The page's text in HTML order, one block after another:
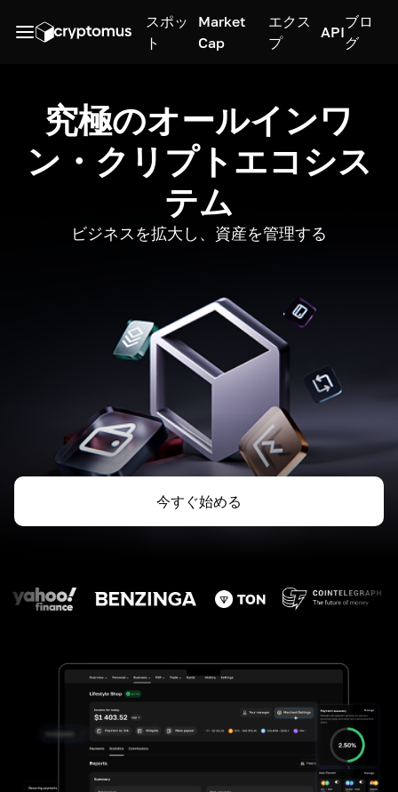
スポッ
ト
Market
Cap
エクス
プ
API
ブロ
グ
究極のオールインワ
ン・クリプトエコシス
テム
ビジネスを拡大し、資産を管理する
今すぐ始める